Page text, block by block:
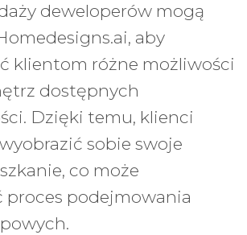
deweloperów mogą
aby
klientom różne możliwości
dostępnych
Dzięki temu, klienci
sobie swoje
co może
proces podejmowania